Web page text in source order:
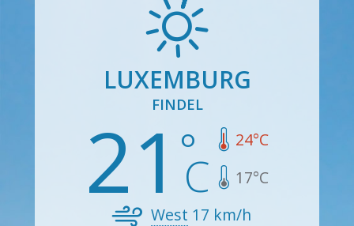
LUXEMBURG
FINDEL
21 24°C
17°C
West 17 km/h